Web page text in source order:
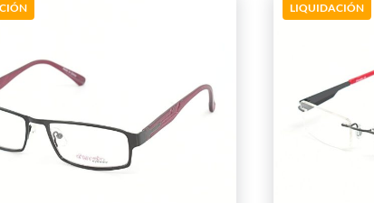
LIQUIDACIÓN